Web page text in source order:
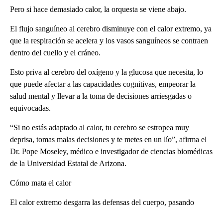
Pero si hace demasiado calor, la orquesta se viene abajo.
El flujo sanguíneo al cerebro disminuye con el calor extremo, ya
que la respiración se acelera y los vasos sanguíneos se contraen
dentro del cuello y el cráneo.
Esto priva al cerebro del oxígeno y la glucosa que necesita, lo
que puede afectar a las capacidades cognitivas, empeorar la
salud mental y llevar a la toma de decisiones arriesgadas o
equivocadas.
“Si no estás adaptado al calor, tu cerebro se estropea muy
deprisa, tomas malas decisiones y te metes en un lío”, afirma el
Dr. Pope Moseley, médico e investigador de ciencias biomédicas
de la Universidad Estatal de Arizona.
Cómo mata el calor
El calor extremo desgarra las defensas del cuerpo, pasando